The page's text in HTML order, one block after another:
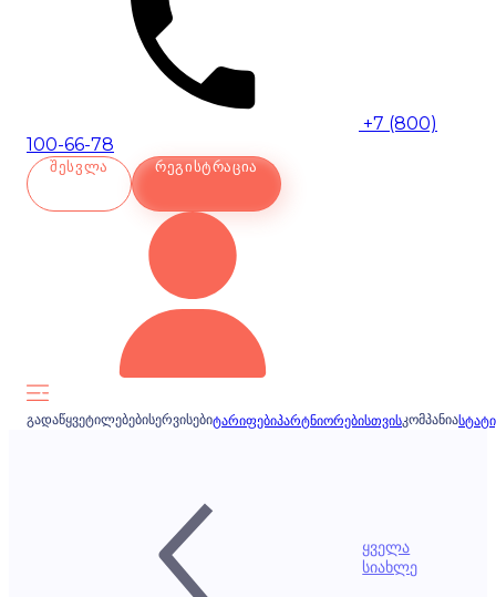
+7 (800)
100-66-78
ᲨᲔᲡᲕᲚᲐ ᲠᲔᲒᲘᲡᲢᲠᲐᲪᲘᲐ
ᲒᲐᲓᲐᲬᲧᲕᲔᲢᲘᲚᲔᲑᲔᲑᲘᲡᲔᲠᲕᲘᲡᲔᲑᲘᲢᲐᲠᲘᲤᲔᲑᲘᲞᲐᲠᲢᲜᲘᲝᲠᲔᲑᲘᲡᲗᲕᲘᲡᲙᲝᲛᲞᲐᲜᲘᲐ
ყველა
სიახლე